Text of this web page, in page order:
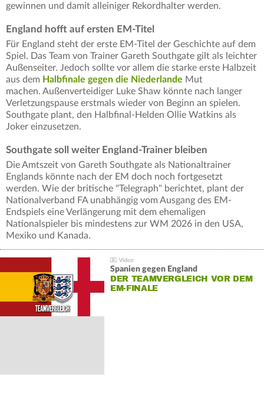
gewinnen und damit alleiniger Rekordhalter werden.
England hofft auf ersten EM-Titel
Für England steht der erste EM-Titel der Geschichte auf dem
Spiel. Das Team von Trainer Gareth Southgate gilt als leichter
Außenseiter. Jedoch sollte vor allem die starke erste Halbzeit
aus dem Halbfinale gegen die Niederlande Mut
machen. Außenverteidiger Luke Shaw könnte nach langer
Verletzungspause erstmals wieder von Beginn an spielen.
Southgate plant, den Halbfinal-Helden Ollie Watkins als
Joker einzusetzen.
Southgate soll weiter England-Trainer bleiben
Die Amtszeit von Gareth Southgate als Nationaltrainer
Englands könnte nach der EM doch noch fortgesetzt
werden. Wie der britische "Telegraph" berichtet, plant der
Nationalverband FA unabhängig vom Ausgang des EM-
Endspiels eine Verlängerung mit dem ehemaligen
Nationalspieler bis mindestens zur WM 2026 in den USA,
Mexiko und Kanada.
Spanien gegen England
DER TEAMVERGLEICH VOR DEM
EM-FINALE